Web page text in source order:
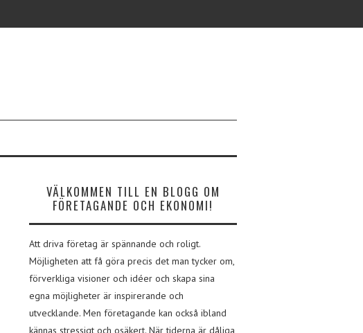
VÄLKOMMEN TILL EN BLOGG OM
FÖRETAGANDE OCH EKONOMI!
Att driva företag är spännande och roligt.
Möjligheten att få göra precis det man tycker om,
förverkliga visioner och idéer och skapa sina
egna möjligheter är inspirerande och
utvecklande. Men företagande kan också ibland
kännas stressigt och osäkert. När tiderna är dåliga